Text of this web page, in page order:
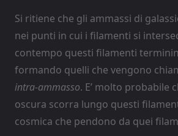
Si ritiene che gli ammassi di
nei punti in cui i filamenti si
contempo questi filamenti
formando quelli che vengono
intra-ammasso. E’ molto probabile
oscura scorra lungo questi
cosmica che pendono da quei